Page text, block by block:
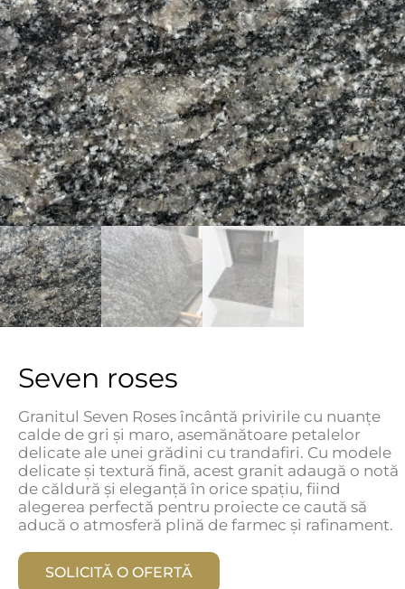
Seven roses
Granitul Seven Roses încântă privirile cu nuanțe
calde de gri și maro, asemănătoare petalelor
delicate ale unei grădini cu trandafiri. Cu modele
delicate și textură fină, acest granit adaugă o notă
de căldură și eleganță în orice spațiu, fiind
alegerea perfectă pentru proiecte ce caută să
aducă o atmosferă plină de farmec și rafinament.
SOLICITĂ O OFERTĂ